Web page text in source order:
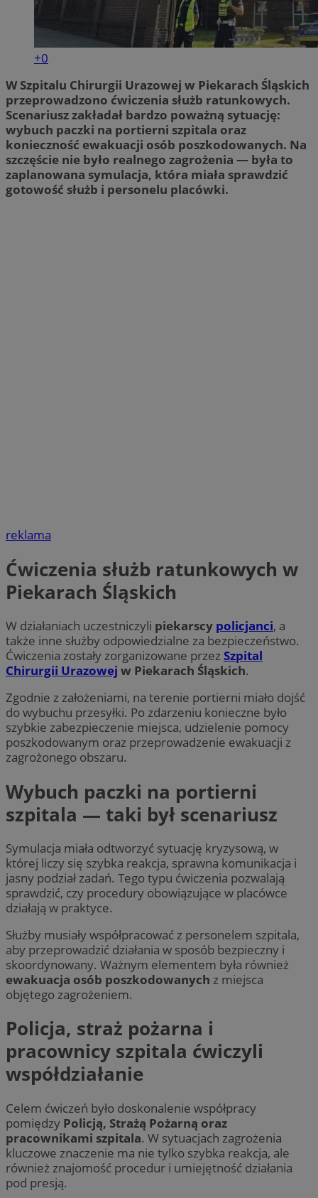
+0
W Szpitalu Chirurgii Urazowej w Piekarach Śląskich
przeprowadzono ćwiczenia służb ratunkowych.
Scenariusz zakładał bardzo poważną sytuację:
wybuch paczki na portierni szpitala oraz
konieczność ewakuacji osób poszkodowanych. Na
szczęście nie było realnego zagrożenia — była to
zaplanowana symulacja, która miała sprawdzić
gotowość służb i personelu placówki.
reklama
Ćwiczenia służb ratunkowych w
Piekarach Śląskich
W działaniach uczestniczyli piekarscy policjanci, a
także inne służby odpowiedzialne za bezpieczeństwo.
Ćwiczenia zostały zorganizowane przezSzpital
Chirurgii Urazowej w Piekarach Śląskich.
Zgodnie z założeniami, na terenie portierni miało dojść
do wybuchu przesyłki. Po zdarzeniu konieczne było
szybkie zabezpieczenie miejsca, udzielenie pomocy
poszkodowanym oraz przeprowadzenie ewakuacji z
zagrożonego obszaru.
Wybuch paczki na portierni
szpitala — taki był scenariusz
Symulacja miała odtworzyć sytuację kryzysową, w
której liczy się szybka reakcja, sprawna komunikacja i
jasny podział zadań. Tego typu ćwiczenia pozwalają
sprawdzić, czy procedury obowiązujące w placówce
działają w praktyce.
Służby musiały współpracować z personelem szpitala,
aby przeprowadzić działania w sposób bezpieczny i
skoordynowany. Ważnym elementem była również
ewakuacja osób poszkodowanych z miejsca
objętego zagrożeniem.
Policja, straż pożarna i
pracownicy szpitala ćwiczyli
współdziałanie
Celem ćwiczeń było doskonalenie współpracy
pomiędzy Policją, Strażą Pożarną oraz
pracownikami szpitala. W sytuacjach zagrożenia
kluczowe znaczenie ma nie tylko szybka reakcja, ale
również znajomość procedur i umiejętność działania
pod presją.